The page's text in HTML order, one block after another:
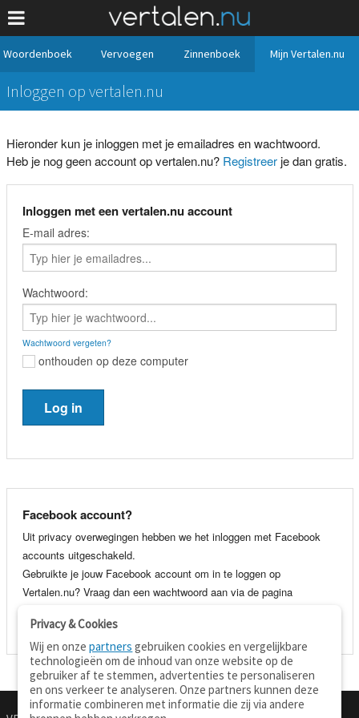
Woordenboek Vervoegen Zinnenboek Mijn Vertalen.nu
Inloggen op vertalen.nu
Hieronder kun je inloggen met je emailadres en wachtwoord.
Heb je nog geen account op vertalen.nu? Registreerje dan gratis.
Inloggen met een vertalen.nu account
E-mail adres:
Wachtwoord:
Wachtwoord vergeten?
onthouden op deze computer
Facebook account?
Uit privacy overwegingen hebben we het inloggen met Facebook
accounts uitgeschakeld.
Gebruikte je jouw Facebook account om in te loggen op
Vertalen.nu? Vraag dan een wachtwoord aan via de pagina
je e-mail adres en wachtwoord.
Privacy & Cookies
Wij en onzepartners gebruiken cookies en vergelijkbare
technologieën om de inhoud van onze website op de
gebruiker af te stemmen, advertenties te personaliseren
en ons verkeer te analyseren. Onze partners kunnen deze
informatie combineren met informatie die zij via andere